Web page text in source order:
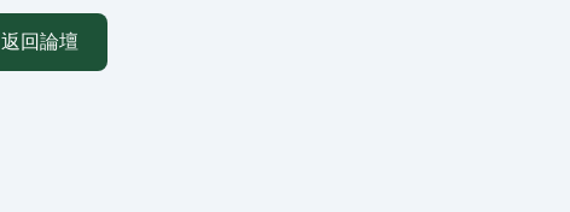
返回論壇